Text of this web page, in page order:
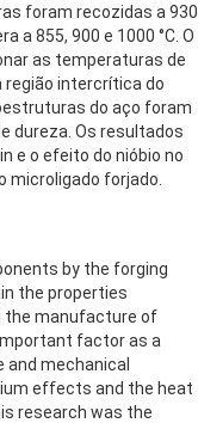
foram recozidas a 930
a 855, 900 e 1000 °C. O
as temperaturas de
região intercrítica do
do aço foram
dureza. Os resultados
e o efeito do nióbio no
microligado forjado.
by the forging
the properties
the manufacture of
factor as a
mechanical
effects and the heat
research was the